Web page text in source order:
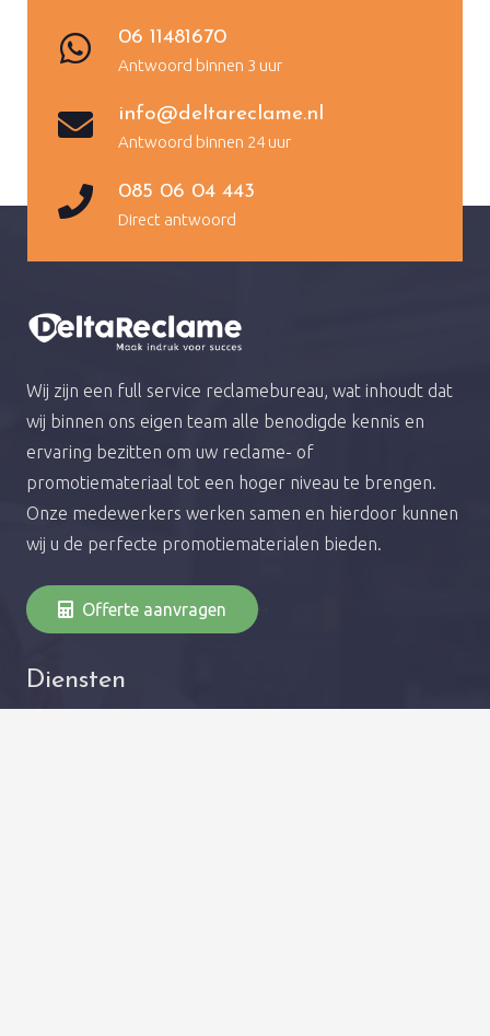
06 11481670
Antwoord binnen 3 uur
info@deltareclame.nl
Antwoord binnen 24 uur
085 06 04 443
Direct antwoord
Wij zijn een full service reclamebureau, wat inhoudt dat
wij binnen ons eigen team alle benodigde kennis en
ervaring bezitten om uw reclame- of
promotiemateriaal tot een hoger niveau te brengen.
Onze medewerkers werken samen en hierdoor kunnen
wij u de perfecte promotiematerialen bieden.
Offerte aanvragen
Diensten